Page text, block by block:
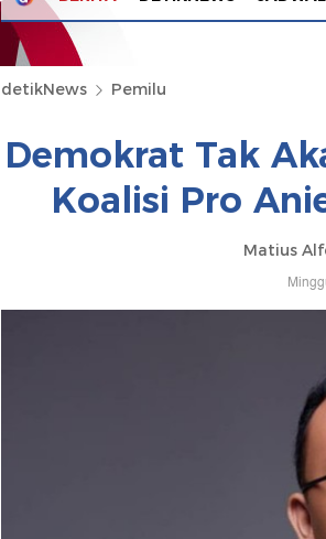
detikNews Pemilu
Demokrat Tak
Koalisi Pro
Matius